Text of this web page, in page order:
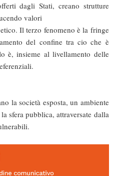
dagli Stati, creano strutture
valori
Il terzo fenomeno è la fringe
del confine tra cio che è
è, insieme al livellamento delle
la società esposta, un ambiente
sfera pubblica, attraversate dalla